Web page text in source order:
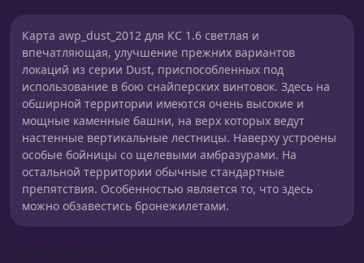
Карта awp_dust_2012 для КС 1.6 светлая и
впечатляющая, улучшение прежних вариантов
локаций из серии Dust, приспособленных под
использование в бою снайперских винтовок. Здесь на
обширной территории имеются очень высокие и
мощные каменные башни, на верх которых ведут
настенные вертикальные лестницы. Наверху устроены
особые бойницы со щелевыми амбразурами. На
остальной территории обычные стандартные
препятствия. Особенностью является то, что здесь
можно обзавестись бронежилетами.